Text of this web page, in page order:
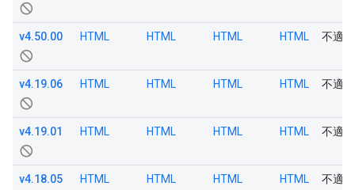
not_interested
v4.50.00
not_interested
HTML HTML HTML HTML 不適用
v4.19.06
not_interested
HTML HTML HTML HTML 不適用
v4.19.01
not_interested
HTML HTML HTML HTML 不適用
v4.18.05 HTML HTML HTML HTML 不適用